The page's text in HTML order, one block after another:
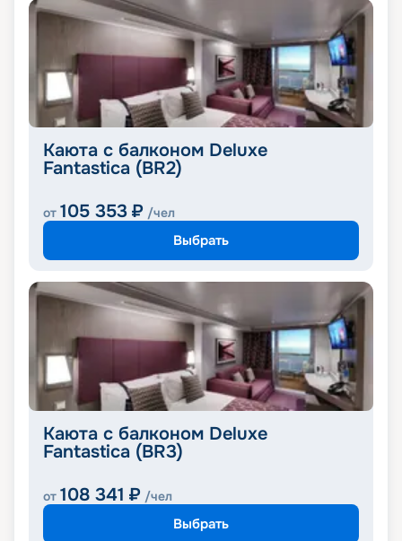
Каюта с балконом Deluxe
Fantastica (BR2)
от 105 353 ₽ /чел
Выбрать
Каюта с балконом Deluxe
Fantastica (BR3)
от 108 341 ₽ /чел
Выбрать